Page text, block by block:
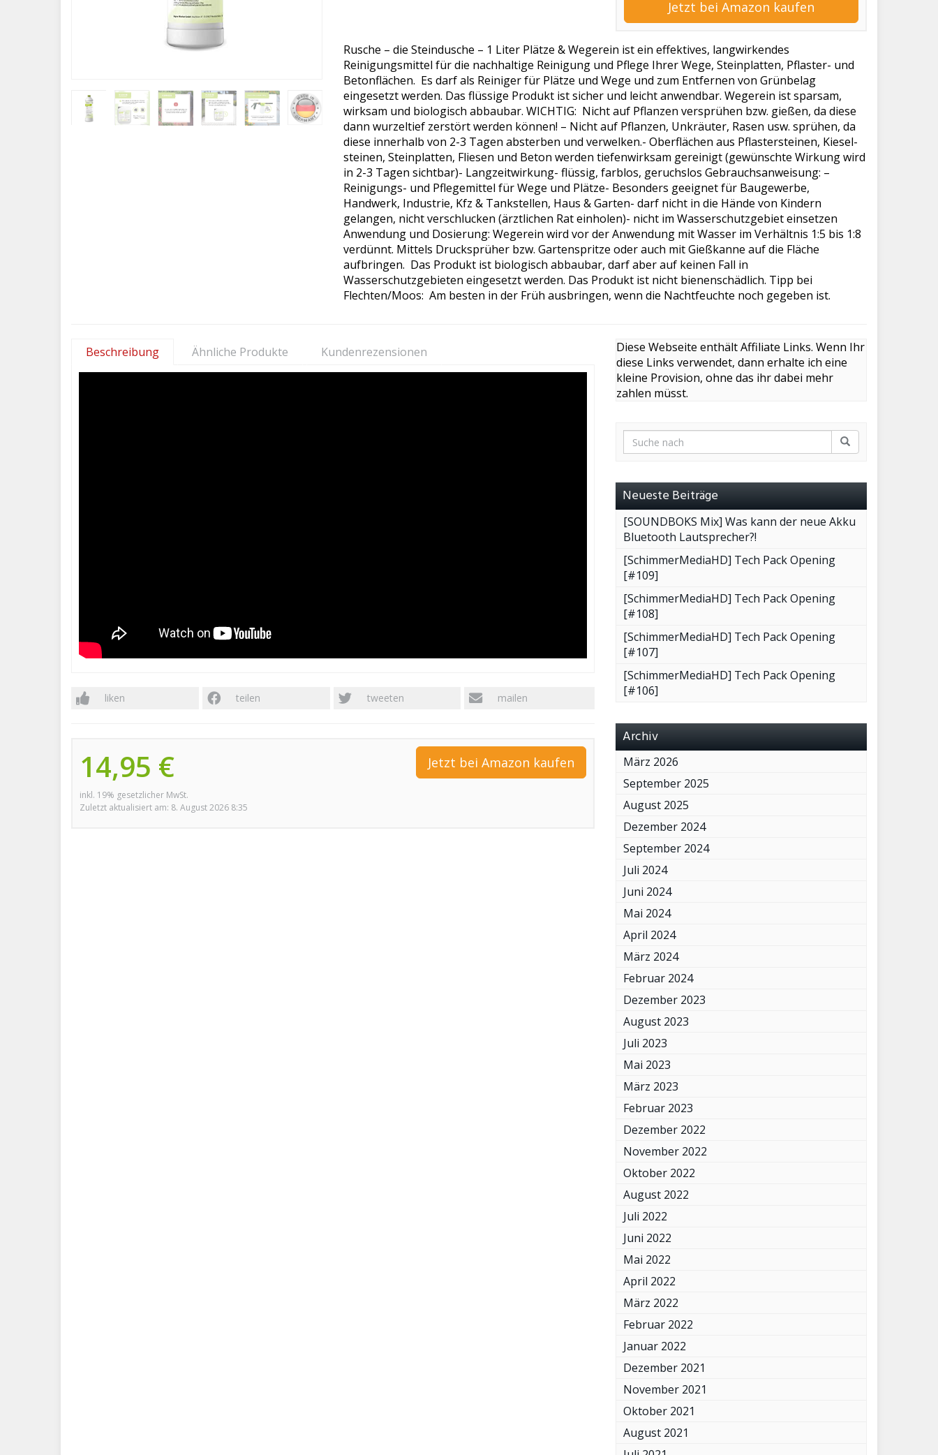
Jetzt bei Amazon kaufen
Rusche – die Steindusche – 1 Liter Plätze & Wegerein ist ein effektives, langwirkendes
Reinigungsmittel für die nachhaltige Reinigung und Pflege Ihrer Wege, Steinplatten, Pflaster- und
Betonflächen. Es darf als Reiniger für Plätze und Wege und zum Entfernen von Grünbelag
eingesetzt werden. Das flüssige Produkt ist sicher und leicht anwendbar. Wegerein ist sparsam,
wirksam und biologisch abbaubar. WICHTIG: Nicht auf Pflanzen versprühen bzw. gießen, da diese
dann wurzeltief zerstört werden können! – Nicht auf Pflanzen, Unkräuter, Rasen usw. sprühen, da
diese innerhalb von 2-3 Tagen absterben und verwelken.- Oberflächen aus Pflastersteinen, Kiesel-
steinen, Steinplatten, Fliesen und Beton werden tiefenwirksam gereinigt (gewünschte Wirkung wird
in 2-3 Tagen sichtbar)- Langzeitwirkung- flüssig, farblos, geruchslos Gebrauchsanweisung: –
Reinigungs- und Pflegemittel für Wege und Plätze- Besonders geeignet für Baugewerbe,
Handwerk, Industrie, Kfz & Tankstellen, Haus & Garten- darf nicht in die Hände von Kindern
gelangen, nicht verschlucken (ärztlichen Rat einholen)- nicht im Wasserschutzgebiet einsetzen
Anwendung und Dosierung: Wegerein wird vor der Anwendung mit Wasser im Verhältnis 1:5 bis 1:8
verdünnt. Mittels Drucksprüher bzw. Gartenspritze oder auch mit Gießkanne auf die Fläche
aufbringen. Das Produkt ist biologisch abbaubar, darf aber auf keinen Fall in
Wasserschutzgebieten eingesetzt werden. Das Produkt ist nicht bienenschädlich. Tipp bei
Flechten/Moos: Am besten in der Früh ausbringen, wenn die Nachtfeuchte noch gegeben ist.
Beschreibung Ähnliche Produkte Kundenrezensionen
liken teilen tweeten mailen
14,95 €
inkl. 19% gesetzlicher MwSt.
Zuletzt aktualisiert am: 8. August 2026 8:35
Jetzt bei Amazon kaufen
Diese Webseite enthält Affiliate Links. Wenn Ihr
diese Links verwendet, dann erhalte ich eine
kleine Provision, ohne das ihr dabei mehr
zahlen müsst.
Neueste Beiträge
[SOUNDBOKS Mix] Was kann der neue Akku
Bluetooth Lautsprecher?!
[SchimmerMediaHD] Tech Pack Opening
[#109]
[SchimmerMediaHD] Tech Pack Opening
[#108]
[SchimmerMediaHD] Tech Pack Opening
[#107]
[SchimmerMediaHD] Tech Pack Opening
[#106]
Archiv
März 2026
September 2025
August 2025
Dezember 2024
September 2024
Juli 2024
Juni 2024
Mai 2024
April 2024
März 2024
Februar 2024
Dezember 2023
August 2023
Juli 2023
Mai 2023
März 2023
Februar 2023
Dezember 2022
November 2022
Oktober 2022
August 2022
Juli 2022
Juni 2022
Mai 2022
April 2022
März 2022
Februar 2022
Januar 2022
Dezember 2021
November 2021
Oktober 2021
August 2021